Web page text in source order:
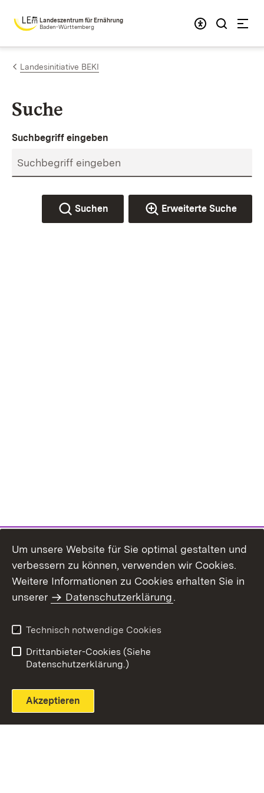
Zum Inhalt springen
Landeszentrum für Ernährung
Baden-Württemberg
Landesinitiative BEKI
Suche
Suchbegriff eingeben
Suchen Erweiterte Suche
Themenübersicht
Um unsere Website für Sie optimal gestalten und
verbessern zu können, verwenden wir Cookies.
Weitere Informationen zu Cookies erhalten Sie in
unserer
Datenschutzerklärung.
Technisch notwendige Cookies
Drittanbieter-Cookies (Siehe
Datenschutzerklärung.)
Akzeptieren